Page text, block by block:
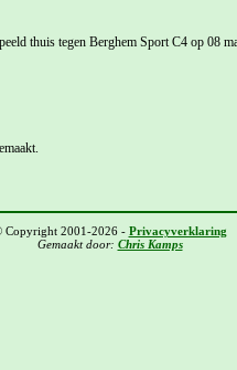
thuis tegen Berghem Sport C4 op 08
Copyright 2001-2026 - Privacyverklaring
Gemaakt door: Chris Kamps